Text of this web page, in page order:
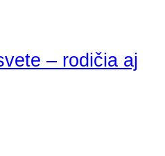
– rodičia aj